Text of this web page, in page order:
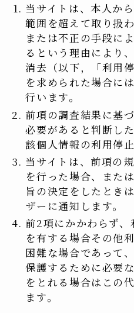
当サイトは、本人か
範囲を超えて取り扱
または不正の手段に
るという理由により
消去（以下，「利用
を求められた場合に
行います。
前項の調査結果に基
必要があると判断し
該個人情報の利用停
当サイトは、前項の
を行った場合、また
旨の決定をしたとき
ザーに通知します。
前2項にかかわらず
を有する場合その他
困難な場合であって
保護するために必要
をとれる場合はこの
ます。